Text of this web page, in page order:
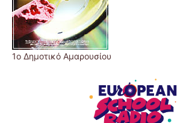
1ο Δημοτικό Αμαρουσίου